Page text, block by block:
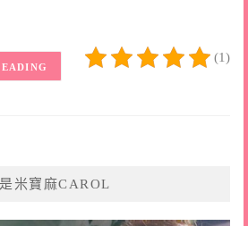
(1)
米寶麻CAROL